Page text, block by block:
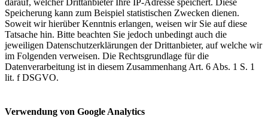
darauf, welcher Drittanbieter Ihre IP-Adresse speichert. Diese
Speicherung kann zum Beispiel statistischen Zwecken dienen.
Soweit wir hierüber Kenntnis erlangen, weisen wir Sie auf diese
Tatsache hin. Bitte beachten Sie jedoch unbedingt auch die
jeweiligen Datenschutzerklärungen der Drittanbieter, auf welche wir
im Folgenden verweisen. Die Rechtsgrundlage für die
Datenverarbeitung ist in diesem Zusammenhang Art. 6 Abs. 1 S. 1
lit. f DSGVO.
Verwendung von Google Analytics